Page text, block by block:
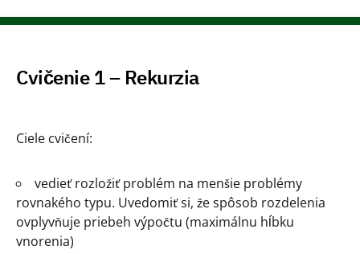
Cvičenie 1 – Rekurzia
Ciele cvičení:
vedieť rozložiť problém na menšie problémy
rovnakého typu. Uvedomiť si, že spôsob rozdelenia
ovplyvňuje priebeh výpočtu (maximálnu hĺbku
vnorenia)